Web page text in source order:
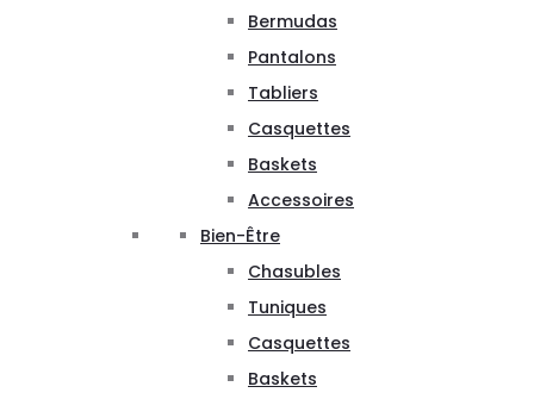
Bermudas
Pantalons
Tabliers
Casquettes
Baskets
Accessoires
Bien-Être
Chasubles
Tuniques
Casquettes
Baskets